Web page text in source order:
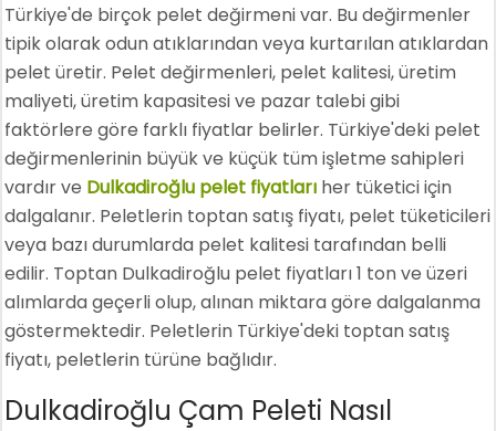
Türkiye'de birçok pelet değirmeni var. Bu değirmenler
tipik olarak odun atıklarından veya kurtarılan atıklardan
pelet üretir. Pelet değirmenleri, pelet kalitesi, üretim
maliyeti, üretim kapasitesi ve pazar talebi gibi
faktörlere göre farklı fiyatlar belirler. Türkiye'deki pelet
değirmenlerinin büyük ve küçük tüm işletme sahipleri
vardır ve Dulkadiroğlu pelet fiyatları her tüketici için
dalgalanır. Peletlerin toptan satış fiyatı, pelet tüketicileri
veya bazı durumlarda pelet kalitesi tarafından belli
edilir. Toptan Dulkadiroğlu pelet fiyatları 1 ton ve üzeri
alımlarda geçerli olup, alınan miktara göre dalgalanma
göstermektedir. Peletlerin Türkiye'deki toptan satış
fiyatı, peletlerin türüne bağlıdır.
Dulkadiroğlu Çam Peleti Nasıl